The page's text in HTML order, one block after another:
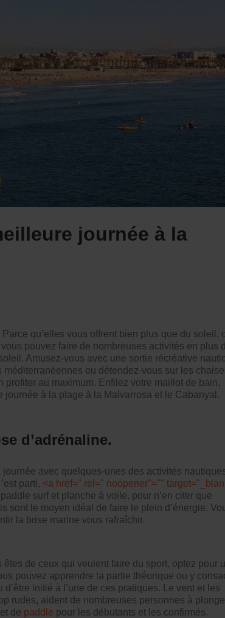
journée à la
qu’elles vous offrent bien plus que du soleil,
pouvez faire de nombreuses activités en plus
Amusez-vous avec une sortie récréative
ou détendez-vous sur les
au maximum. Enfilez votre maillot de bain,
journée à la plage à la Malvarrosa et le Cabanyal.
d’adrénaline.
journée avec quelques-unes des activités
parti, <a href=" rel=" noopener"=""
paddle surf et planche à voile, pour n’en citer que
sont le moyen idéal de faire le plein d’énergie.
la brise marine vous rafraîchir.
de ceux qui veulent faire du sport, optez pour
pouvez apprendre la partie théorique ou y
initié à l’une de ces pratiques. Le vent et les
rudes, aident de nombreuses personnes à
et de paddle pour les débutants et les confirmés.